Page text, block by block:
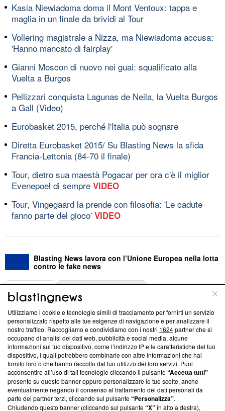
Kasia Niewiadoma doma il Mont Ventoux: tappa e
maglia in un finale da brividi al Tour
Vollering magistrale a Nizza, ma Niewiadoma accusa:
'Hanno mancato di fairplay'
Gianni Moscon di nuovo nei guai: squalificato alla
Vuelta a Burgos
Pellizzari conquista Lagunas de Neila, la Vuelta Burgos
a Gall (Video)
Eurobasket 2015, perché l'Italia può sognare
Diretta Eurobasket 2015/ Su Blasting News la sfida
Francia-Lettonia (84-70 il finale)
Tour, dietro sua maestà Pogacar per ora c'è il miglior
Evenepoel di sempre VIDEO
Tour, Vingegaard la prende con filosofia: 'Le cadute
fanno parte del gioco' VIDEO
Blasting News lavora con l’Unione Europea nella lotta
contro le fake news
ABOUT
Questa sezione offre informazioni trasparenti su Blasting
News, sui nostri processi editoriali e su come ci impegniamo a
creare news di qualità. Inoltre, afferma la nostra aderenza a
‘Trust Project - News with Integrity’Blasting News non è
ancora membro del programma, ma ha richiesto di farne
parte; Trust Project non ha ancora effettuato una verifica di
conformità agli standard.
Su di noi
Utilizziamo i cookie e tecnologie simili di tracciamento per fornirti un servizio
personalizzato rispetto alle tue esigenze di navigazione e per analizzare il
nostro traffico. Raccogliamo e condividiamo con i nostri 1624partner che si
occupano di analisi dei dati web, pubblicità e social media, alcune
informazioni sul tuo dispositivo, come l’indirizzo IP e le caratteristiche del tuo
dispositivo, i quali potrebbero combinarle con altre informazioni che hai
fornito loro o che hanno raccolto dal tuo utilizzo dei loro servizi. Puoi
acconsentire all’uso di tali tecnologie cliccando il pulsante“Accetta tutti”
presente su questo banner oppure personalizzare le tue scelte, anche
eventualmente negando il consenso al trattamento dei dati personali da
parte dei partner terzi, cliccando sul pulsante“Personalizza”.
Chiudendo questo banner (cliccando sul pulsante“X”in alto a destra),